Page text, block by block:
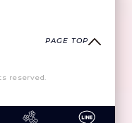
PAGE TOP
reserved.